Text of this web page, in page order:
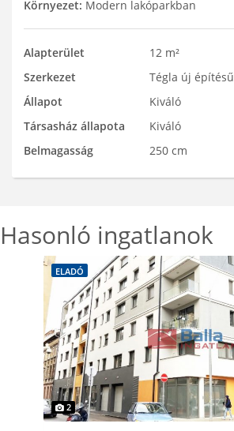
Környezet: Modern lakóparkban
Alapterület
12 m²
Szerkezet
Tégla új építésű
Állapot
Kiváló
Társasház állapota
Kiváló
Belmagasság
250 cm
Hasonló ingatlanok
ELADÓ
2